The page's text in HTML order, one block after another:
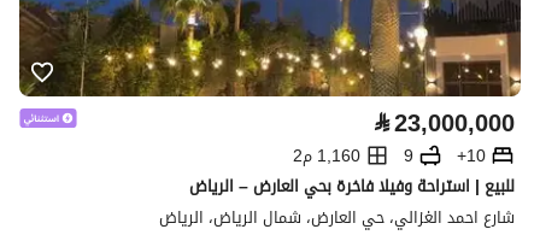
⃁23,000,000
10+
9
1,160 م2
للبيع | استراحة وفيلا فاخرة بحي العارض – الرياض
شارع احمد الغزالي، حي العارض، شمال الرياض، الرياض